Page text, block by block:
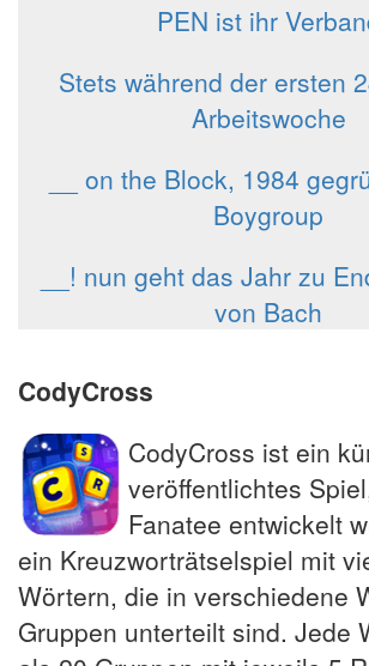
PEN ist ihr
Stets während der ersten
Arbeitswoche
__ on the Block, 1984
Boygroup
__! nun geht das Jahr zu
von Bach
CodyCross
CodyCross ist ein
veröffentlichtes
Fanatee entwickelt
ein Kreuzworträtselspiel mit
Wörtern, die in verschiedene
Gruppen unterteilt sind. Jede